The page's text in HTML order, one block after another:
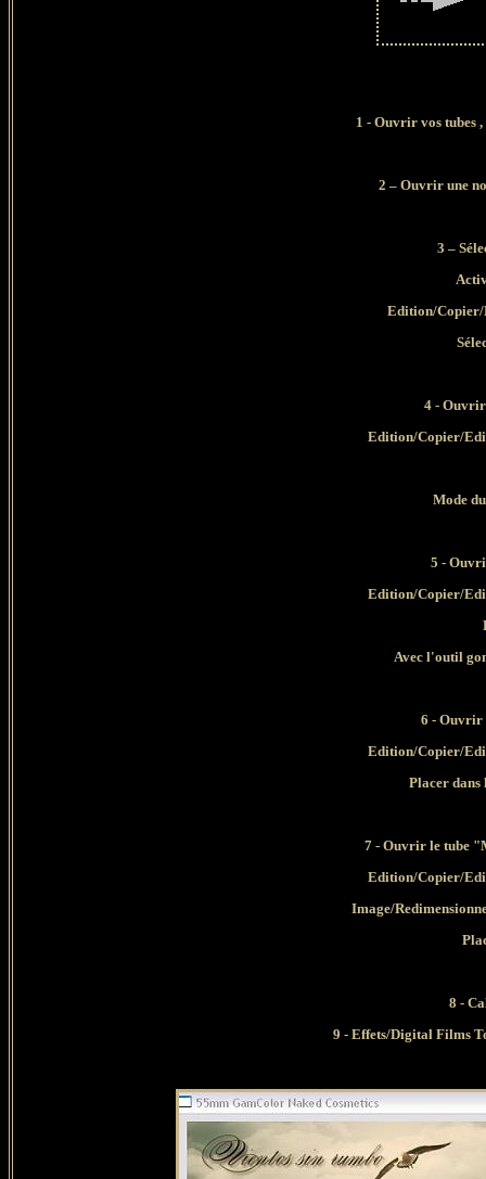
1 - Ouvrir vos tubes
2 – Ouvrir une
3 –
Edition/Copier/
4 -
Edition/Copier/
Mode
5 -
Edition/Copier/
Avec l'outil
6 - Ouvrir
Edition/Copier/
Placer
7 - Ouvrir le tube
Edition/Copier/
Image/
8 -
9 - Effets/Digital Films